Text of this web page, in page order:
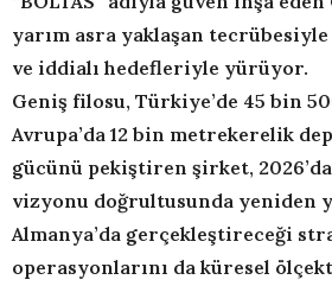
yarım asra yaklaşan
ve iddialı hedefleriyle yürüyor.
Geniş filosu, Türkiye’de 45 bin
Avrupa’da 12 bin metrekerelik
gücünü pekiştiren şirket,
vizyonu doğrultusunda yeniden
Almanya’da gerçekleştireceği
operasyonlarını da küresel